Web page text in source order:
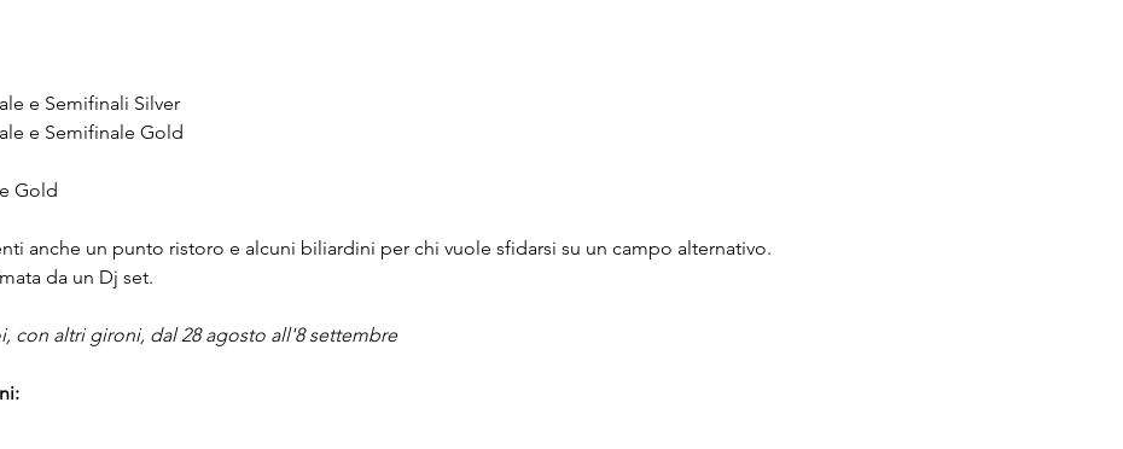
e Semifinali Silver
e Semifinale Gold
Gold
anche un punto ristoro e alcuni biliardini per chi vuole sfidarsi su un campo alternativo.
da un Dj set.
con altri gironi, dal 28 agosto all'8 settembre